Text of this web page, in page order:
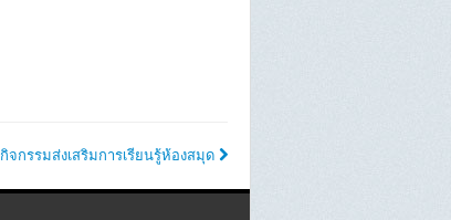
กิจกรรมส่งเสริมการเรียนรู้ห้องสมุด